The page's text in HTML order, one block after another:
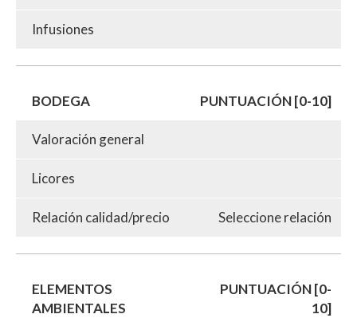
Infusiones
BODEGA PUNTUACIÓN [0-10]
Valoración general
Licores
Relación calidad/precio Seleccione relación
ELEMENTOS
AMBIENTALES
PUNTUACIÓN [0-
10]